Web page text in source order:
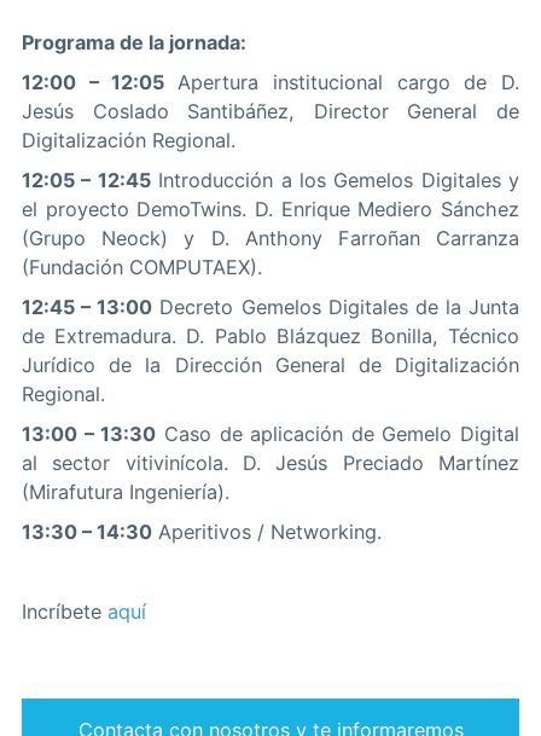
Programa de la jornada:
12:00 – 12:05 Apertura institucional cargo de D.
Jesús Coslado Santibáñez, Director General de
Digitalización Regional.
12:05 – 12:45Introducción a los Gemelos Digitales y
el proyecto DemoTwins. D. Enrique Mediero Sánchez
(Grupo Neock) y D. Anthony Farroñan Carranza
(Fundación COMPUTAEX).
12:45 – 13:00 Decreto Gemelos Digitales de la Junta
de Extremadura. D. Pablo Blázquez Bonilla, Técnico
Jurídico de la Dirección General de Digitalización
Regional.
13:00 – 13:30 Caso de aplicación de Gemelo Digital
al sector vitivinícola. D. Jesús Preciado Martínez
(Mirafutura Ingeniería).
13:30 – 14:30 Aperitivos / Networking.
Incríbete aquí
Contacta con nosotros y te informaremos